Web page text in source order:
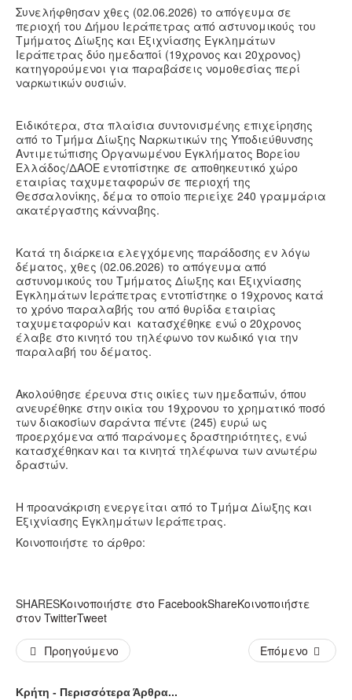
Συνελήφθησαν χθες (02.06.2026) το απόγευμα σε
περιοχή του Δήμου Ιεράπετρας από αστυνομικούς του
Τμήματος Δίωξης και Εξιχνίασης Εγκλημάτων
Ιεράπετρας δύο ημεδαποί (19χρονος και 20χρονος)
κατηγορούμενοι για παραβάσεις νομοθεσίας περί
ναρκωτικών ουσιών.
Ειδικότερα, στα πλαίσια συντονισμένης επιχείρησης
από το Τμήμα Δίωξης Ναρκωτικών της Υποδιεύθυνσης
Αντιμετώπισης Οργανωμένου Εγκλήματος Βορείου
Ελλάδος/ΔΑΟΕ εντοπίστηκε σε αποθηκευτικό χώρο
εταιρίας ταχυμεταφορών σε περιοχή της
Θεσσαλονίκης, δέμα το οποίο περιείχε 240 γραμμάρια
ακατέργαστης κάνναβης.
Κατά τη διάρκεια ελεγχόμενης παράδοσης εν λόγω
δέματος, χθες (02.06.2026) το απόγευμα από
αστυνομικούς του Τμήματος Δίωξης και Εξιχνίασης
Εγκλημάτων Ιεράπετρας εντοπίστηκε ο 19χρονος κατά
το χρόνο παραλαβής του από θυρίδα εταιρίας
ταχυμεταφορών και κατασχέθηκε ενώ ο 20χρονος
έλαβε στο κινητό του τηλέφωνο τον κωδικό για την
παραλαβή του δέματος.
Ακολούθησε έρευνα στις οικίες των ημεδαπών, όπου
ανευρέθηκε στην οικία του 19χρονου το χρηματικό ποσό
των διακοσίων σαράντα πέντε (245) ευρώ ως
προερχόμενα από παράνομες δραστηριότητες, ενώ
κατασχέθηκαν και τα κινητά τηλέφωνα των ανωτέρω
δραστών.
Η προανάκριση ενεργείται από το Τμήμα Δίωξης και
Εξιχνίασης Εγκλημάτων Ιεράπετρας.
Κοινοποιήστε το άρθρο:
SHARESΚοινοποιήστε στο FacebookShareΚοινοποιήστε
στον TwitterTweet
Προηγούμενο Επόμενο
Κρήτη - Περισσότερα Άρθρα...